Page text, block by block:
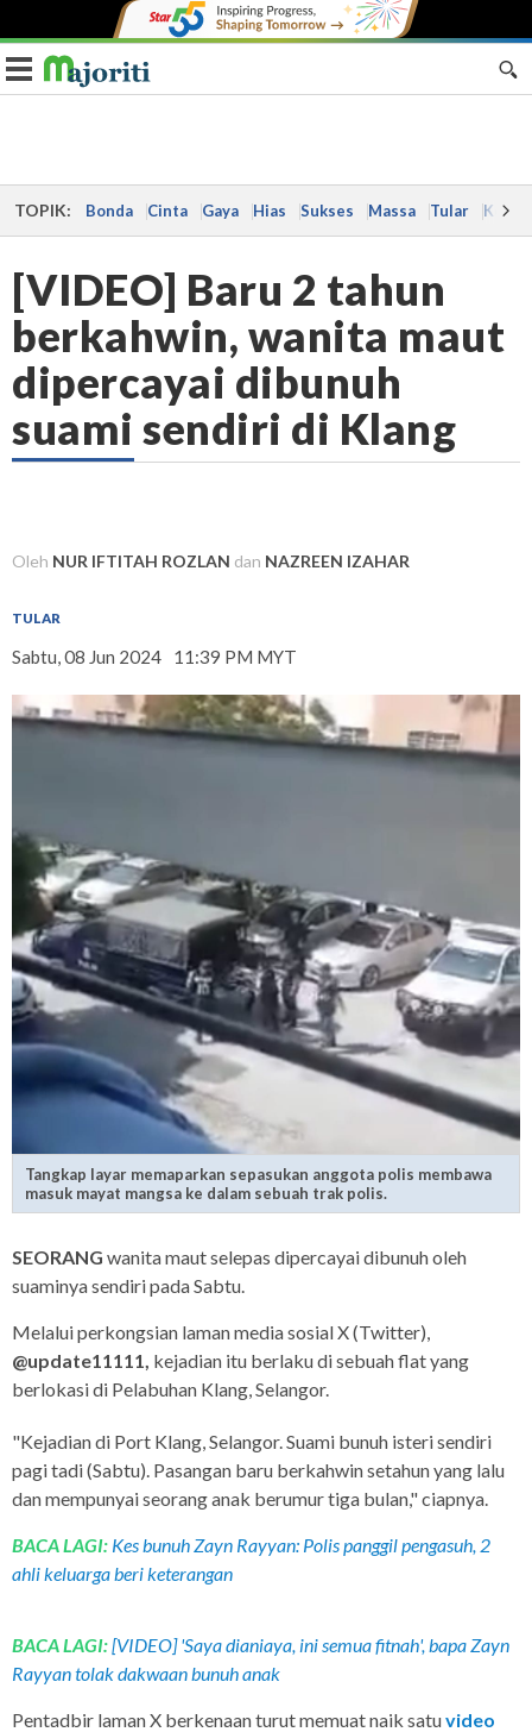
Toggle navigation
TOPIK: Bonda Cinta Gaya Hias Sukses Massa Tular Kes
[VIDEO] Baru 2 tahun
berkahwin, wanita maut
dipercayai dibunuh
suami sendiri di Klang
Oleh NUR IFTITAH ROZLAN dan NAZREEN IZAHAR
TULAR
Sabtu, 08 Jun 2024 11:39 PM MYT
Tangkap layar memaparkan sepasukan anggota polis membawa
masuk mayat mangsa ke dalam sebuah trak polis.
SEORANG wanita maut selepas dipercayai dibunuh oleh
suaminya sendiri pada Sabtu.
Melalui perkongsian laman media sosial X (Twitter),
@update11111, kejadian itu berlaku di sebuah flat yang
berlokasi di Pelabuhan Klang, Selangor.
"Kejadian di Port Klang, Selangor. Suami bunuh isteri sendiri
pagi tadi (Sabtu). Pasangan baru berkahwin setahun yang lalu
dan mempunyai seorang anak berumur tiga bulan," ciapnya.
BACA LAGI: Kes bunuh Zayn Rayyan: Polis panggil pengasuh, 2
ahli keluarga beri keterangan
BACA LAGI:[VIDEO] 'Saya dianiaya, ini semua fitnah', bapa Zayn
Rayyan tolak dakwaan bunuh anak
Pentadbir laman X berkenaan turut memuat naik satuvideo